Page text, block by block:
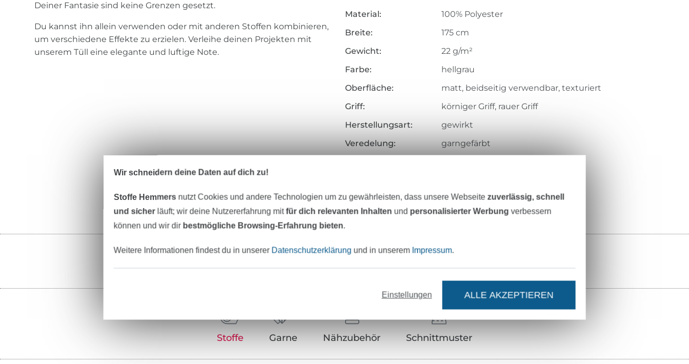
Deiner Fantasie sind keine Grenzen gesetzt.
Du kannst ihn allein verwenden oder mit anderen Stoffen kombinieren,
um verschiedene Effekte zu erzielen. Verleihe deinen Projekten mit
unserem Tüll eine elegante und luftige Note.
Material:
100% Polyester
Breite:
175 cm
Gewicht:
22 g/m²
Farbe:
hellgrau
Oberfläche:
matt, beidseitig verwendbar, texturiert
Griff:
körniger Griff, rauer Griff
Herstellungsart:
gewirkt
Veredelung:
garngefärbt
Hersteller-Kontaktdaten
Stoffe Garne Nähzubehör Schnittmuster
Wir schneidern deine Daten auf dich zu!
Stoffe Hemmers nutzt Cookies und andere Technologien um zu gewährleisten, dass unsere Webseitezuverlässig, schnell
und sicherläuft; wir deine Nutzererfahrung mitfür dich relevanten Inhalten und personalisierter Werbung verbessern
können und wir dir bestmögliche Browsing-Erfahrung bieten.
Weitere Informationen findest du in unserer Datenschutzerklärung und in unserem Impressum.
Einstellungen ALLE AKZEPTIEREN